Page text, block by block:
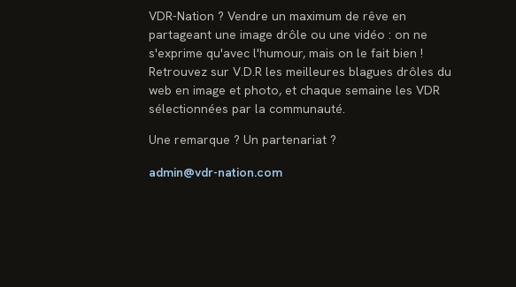
VDR-Nation ? Vendre un maximum de rêve en
partageant une image drôle ou une vidéo : on ne
s'exprime qu'avec l'humour, mais on le fait bien !
Retrouvez sur V.D.R les meilleures blagues drôles du
web en image et photo, et chaque semaine les VDR
sélectionnées par la communauté.
Une remarque ? Un partenariat ?
admin@vdr-nation.com